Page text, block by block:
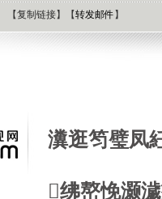
【复制链接】【转发邮件 】
瀵逛笉璧凤
绋嶅悗灏